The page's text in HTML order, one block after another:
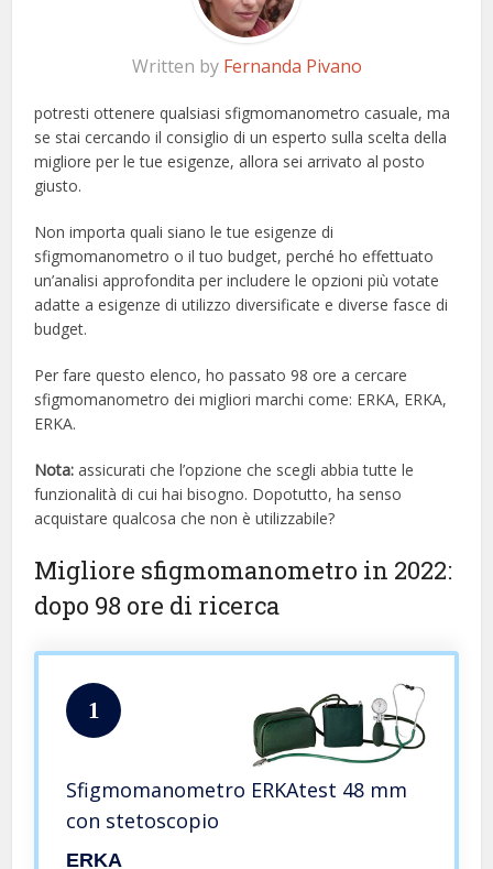
Written by Fernanda Pivano
potresti ottenere qualsiasi sfigmomanometro casuale, ma
se stai cercando il consiglio di un esperto sulla scelta della
migliore per le tue esigenze, allora sei arrivato al posto
giusto.
Non importa quali siano le tue esigenze di
sfigmomanometro o il tuo budget, perché ho effettuato
un’analisi approfondita per includere le opzioni più votate
adatte a esigenze di utilizzo diversificate e diverse fasce di
budget.
Per fare questo elenco, ho passato 98 ore a cercare
sfigmomanometro dei migliori marchi come: ERKA, ERKA,
ERKA.
Nota: assicurati che l’opzione che scegli abbia tutte le
funzionalità di cui hai bisogno. Dopotutto, ha senso
acquistare qualcosa che non è utilizzabile?
Migliore sfigmomanometro in 2022:
dopo 98 ore di ricerca
1
Sfigmomanometro ERKAtest 48 mm
con stetoscopio
ERKA